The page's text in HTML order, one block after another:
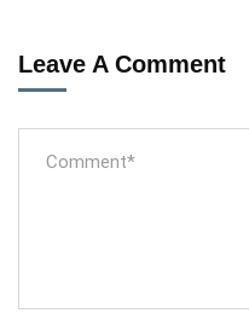
Leave A Comment